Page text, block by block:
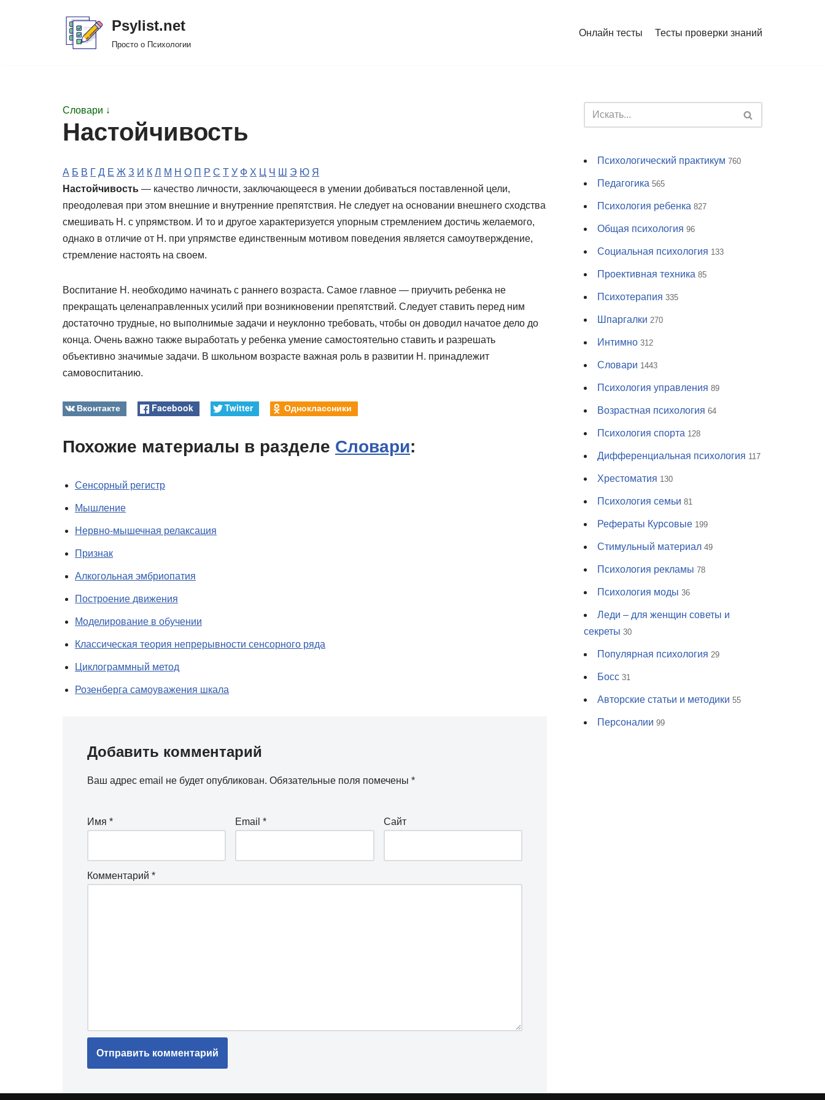
Psylist.net
Просто о Психологии
Онлайн тесты Тесты проверки знаний
Словари ↓
Настойчивость
А Б В Г Д Е Ж З И К Л М Н О П Р С Т У Ф Х Ц Ч Ш Э Ю Я
Настойчивость — качество личности, заключающееся в умении добиваться поставленной цели,
преодолевая при этом внешние и внутренние препятствия. Не следует на основании внешнего сходства
смешивать Н. с упрямством. И то и другое характеризуется упорным стремлением достичь желаемого,
однако в отличие от Н. при упрямстве единственным мотивом поведения является самоутверждение,
стремление настоять на своем.
Воспитание Н. необходимо начинать с раннего возраста. Самое главное — приучить ребенка не
прекращать целенаправленных усилий при возникновении препятствий. Следует ставить перед ним
достаточно трудные, но выполнимые задачи и неуклонно требовать, чтобы он доводил начатое дело до
конца. Очень важно также выработать у ребенка умение самостоятельно ставить и разрешать
объективно значимые задачи. В школьном возрасте важная роль в развитии Н. принадлежит
самовоспитанию.
Вконтакте Facebook Twitter Одноклассники
Похожие материалы в разделе Словари:
Сенсорный регистр
Мышление
Нервно-мышечная релаксация
Признак
Алкогольная эмбриопатия
Построение движения
Моделирование в обучении
Классическая теория непрерывности сенсорного ряда
Циклограммный метод
Розенберга самоуважения шкала
Добавить комментарий
Ваш адрес email не будет опубликован. Обязательные поля помечены *
Имя * Email* Сайт
Комментарий *
Психологический практикум 760
Педагогика 565
Психология ребенка 827
Общая психология 96
Социальная психология 133
Проективная техника 85
Психотерапия 335
Шпаргалки 270
Интимно 312
Словари 1443
Психология управления 89
Возрастная психология 64
Психология спорта 128
Дифференциальная психология 117
Хрестоматия 130
Психология семьи 81
Рефераты Курсовые 199
Стимульный материал 49
Психология рекламы 78
Психология моды 36
Леди – для женщин советы и
секреты 30
Популярная психология 29
Босс 31
Авторские статьи и методики 55
Персоналии 99